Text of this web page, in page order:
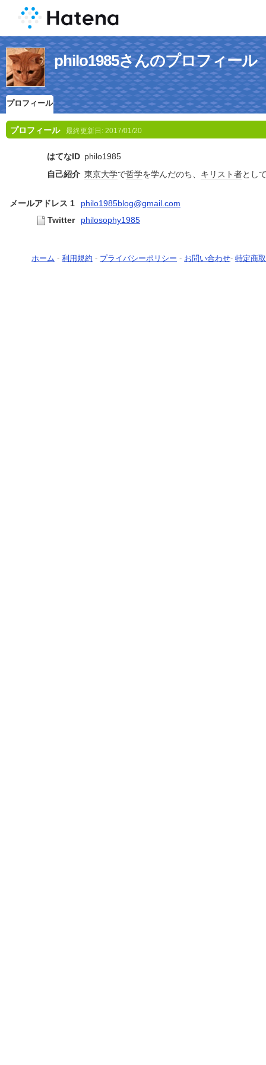
philo1985さんのプロフィール
プロフィール
プロフィール 最終更新日: 2017/01/20
はてなID philo1985
自己紹介 東京大学で哲学を学んだのち、 キリスト者とし
メールアドレス 1
philo1985blog@gmail.com
Twitter
philosophy1985
ホーム - 利用規約 - プライバシーポリシー - お問い合わせ- 特定商